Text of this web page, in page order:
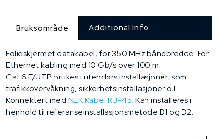
Bruksområde Additional Info
Folieskjermet datakabel, for 350 MHz båndbredde. For
Ethernet kabling med 10 Gb/s over 100 m.
Cat 6 F/UTP brukes i utendørs installasjoner, som
trafikkovervåkning, sikkerhetsinstallasjoner o.l.
Konnektert med NEK Kabel RJ-45. Kan installeres i
henhold til referanseinstallasjonsmetode D1 og D2.